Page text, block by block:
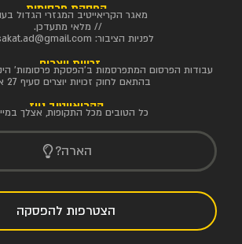
הפסקת פרסומות
מאגר הקריאייטיב המגזרי הגדול
// מלאי מתעדכן.
לפניות הציבור:
זכויות יוצרים
עבודות הפרסום המתפרסמות ב'הפסקת פרסומות'
בהתאם לחוק זכויות יוצרים סעיף 27 א'
הקריאייטיב ניוז
כל הטובים מכל התקופות, אצלך
הארה?
הצטרפות להפסקה